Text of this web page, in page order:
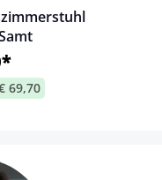
69,70